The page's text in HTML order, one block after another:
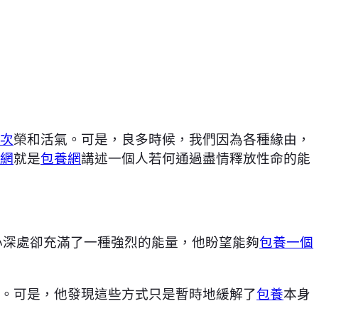
榮和活氣。可是，良多時候，我們因為各種緣由，
就是包養網講述一個人若何通過盡情釋放性命的能
處卻充滿了一種強烈的能量，他盼望能夠包養一個
可是，他發現這些方式只是暫時地緩解了包養本身